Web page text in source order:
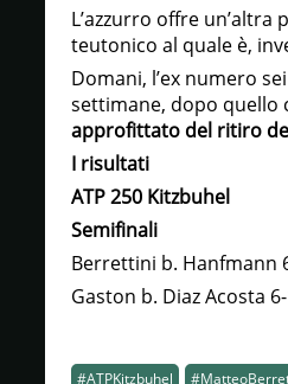
L’azzurro offre
teutonico al quale è,
Domani, l’ex numero
settimane, dopo quello
approfittato del ritiro
I risultati
ATP 250 Kitzbuhel
Semifinali
Berrettini b. Hanfmann
Gaston b. Diaz Acosta
#ATPKitzbuhel